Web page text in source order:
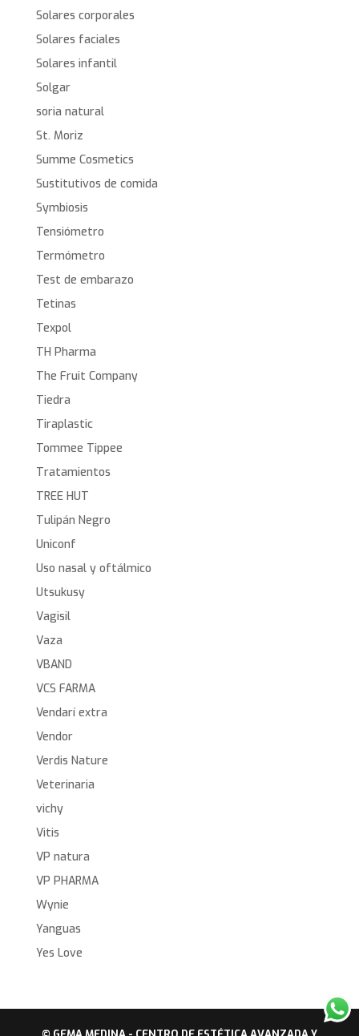
Solares corporales
Solares faciales
Solares infantil
Solgar
soria natural
St. Moriz
Summe Cosmetics
Sustitutivos de comida
Symbiosis
Tensiómetro
Termómetro
Test de embarazo
Tetinas
Texpol
TH Pharma
The Fruit Company
Tiedra
Tiraplastic
Tommee Tippee
Tratamientos
TREE HUT
Tulipán Negro
Uniconf
Uso nasal y oftálmico
Utsukusy
Vagisil
Vaza
VBAND
VCS FARMA
Vendarí extra
Vendor
Verdis Nature
Veterinaria
vichy
Vitis
VP natura
VP PHARMA
Wynie
Yanguas
Yes Love